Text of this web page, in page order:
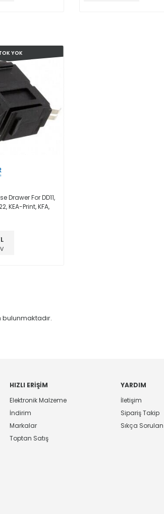
YOK
Drawer For DD11,
KEA-Print, KFA,
bulunmaktadır.
HIZLI ERIŞIM
Elektronik Malzeme
İndirim
Markalar
Toptan Satış
YARDIM
İletişim
Sipariş Takip
Sıkça